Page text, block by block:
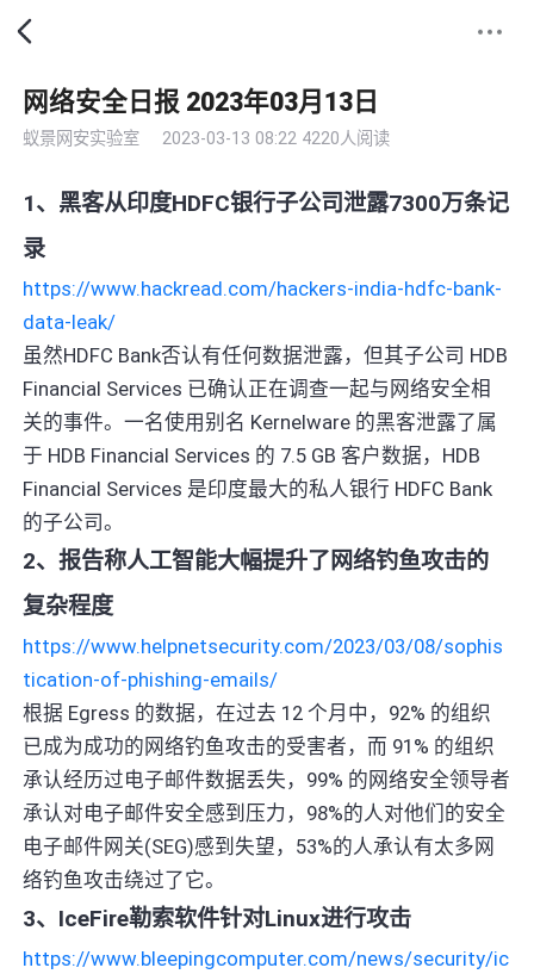
网络安全日报 2023年03月13日
蚁景网安实验室 2023-03-13 08:22 4220人阅读
1、黑客从印度HDFC银行子公司泄露7300万条记
录
https://www.hackread.com/hackers-india-hdfc-bank-
data-leak/
虽然HDFC Bank否认有任何数据泄露，但其子公司 HDB
Financial Services 已确认正在调查一起与网络安全相
关的事件。一名使用别名 Kernelware 的黑客泄露了属
于 HDB Financial Services 的 7.5 GB 客户数据，HDB
Financial Services 是印度最大的私人银行 HDFC Bank
的子公司。
2、报告称人工智能大幅提升了网络钓鱼攻击的
复杂程度
https://www.helpnetsecurity.com/2023/03/08/sophis
tication-of-phishing-emails/
根据 Egress 的数据，在过去 12 个月中，92% 的组织
已成为成功的网络钓鱼攻击的受害者，而 91% 的组织
承认经历过电子邮件数据丢失，99% 的网络安全领导者
承认对电子邮件安全感到压力，98%的人对他们的安全
电子邮件网关(SEG)感到失望，53%的人承认有太多网
络钓鱼攻击绕过了它。
3、IceFire勒索软件针对Linux进行攻击
https://www.bleepingcomputer.com/news/security/ic